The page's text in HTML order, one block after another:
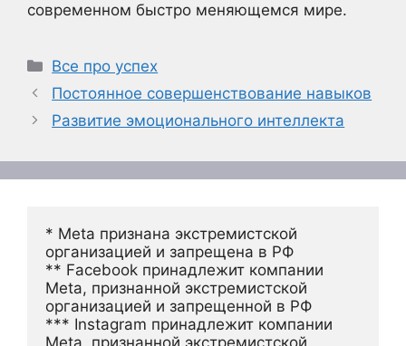
современном быстро меняющемся мире.
Рубрики
Все про успех
Постоянное совершенствование навыков
Развитие эмоционального интеллекта
* Meta признана экстремистской
организацией и запрещена в РФ
** Facebook принадлежит компании
Meta, признанной экстремистской
организацией и запрещенной в РФ
*** Instagram принадлежит компании